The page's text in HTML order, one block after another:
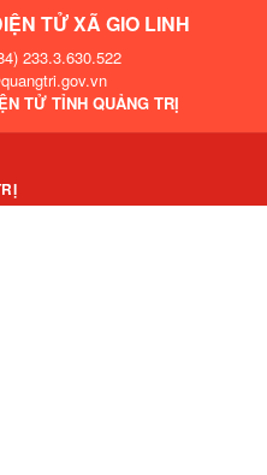
TỬ XÃ GIO LINH
233.3.630.522
TỬ TỈNH QUẢNG TRỊ